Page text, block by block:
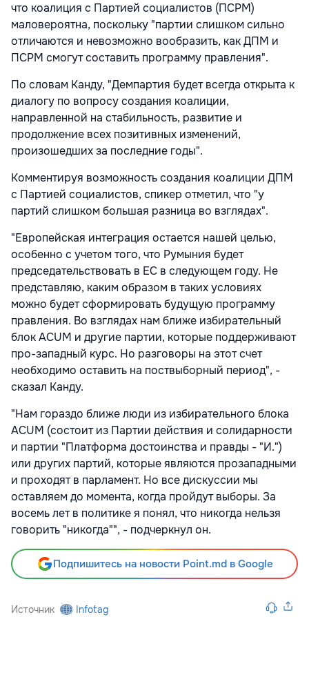
что коалиция с Партией социалистов (ПСРМ)
маловероятна, поскольку "партии слишком сильно
отличаются и невозможно вообразить, как ДПМ и
ПСРМ смогут составить программу правления".
По словам Канду, "Демпартия будет всегда открыта к
диалогу по вопросу создания коалиции,
направленной на стабильность, развитие и
продолжение всех позитивных изменений,
произошедших за последние годы".
Комментируя возможность создания коалиции ДПМ
с Партией социалистов, спикер отметил, что "у
партий слишком большая разница во взглядах".
"Европейская интеграция остается нашей целью,
особенно с учетом того, что Румыния будет
председательствовать в ЕС в следующем году. Не
представляю, каким образом в таких условиях
можно будет сформировать будущую программу
правления. Во взглядах нам ближе избирательный
блок ACUM и другие партии, которые поддерживают
про-западный курс. Но разговоры на этот счет
необходимо оставить на поствыборный период", -
сказал Канду.
"Нам гораздо ближе люди из избирательного блока
ACUM (состоит из Партии действия и солидарности
и партии "Платформа достоинства и правды - "И.")
или других партий, которые являются прозападными
и проходят в парламент. Но все дискуссии мы
оставляем до момента, когда пройдут выборы. За
восемь лет в политике я понял, что никогда нельзя
говорить "никогда"", - подчеркнул он.
Подпишитесь на новости Point.md в Google
Источник Infotag